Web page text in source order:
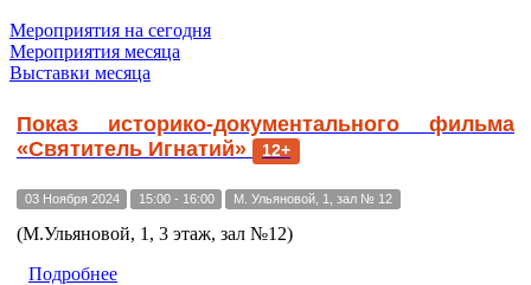
Мероприятия на сегодня
Мероприятия месяца
Выставки месяца
Показ историко-документального фильма
«Святитель Игнатий»
12+
03 Ноября 2024 15:00 - 16:00 М. Ульяновой, 1, зал № 12
(М.Ульяновой, 1, 3 этаж, зал №12)
Подробнее